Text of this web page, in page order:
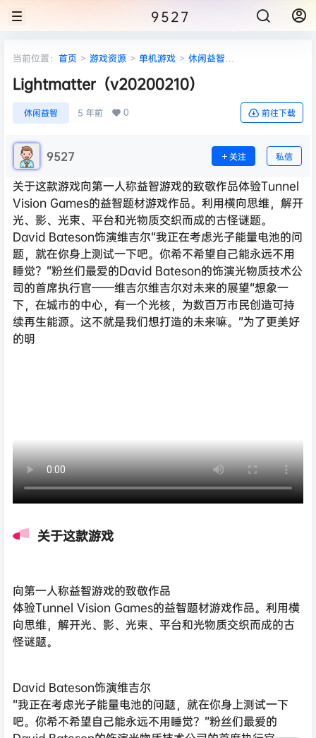
9527
当前位置： 首页 > 游戏资源 > 单机游戏 > 休闲益智
Lightmatter（v20200210）
休闲益智 5 年前 0 前往下载
9527 关注 私信
关于这款游戏向第一人称益智游戏的致敬作品体验Tunnel
Vision Games的益智题材游戏作品。利用横向思维，解开
光、影、光束、平台和光物质交织而成的古怪谜题。
David Bateson饰演维吉尔“我正在考虑光子能量电池的问
题，就在你身上测试一下吧。你希不希望自己能永远不用
睡觉？”粉丝们最爱的David Bateson的饰演光物质技术公
司的首席执行官——维吉尔维吉尔对未来的展望“想象一
下，在城市的中心，有一个光核，为数百万市民创造可持
续再生能源。这不就是我们想打造的未来嘛。”为了更美好
的明
关于这款游戏
向第一人称益智游戏的致敬作品
体验Tunnel Vision Games的益智题材游戏作品。利用横
向思维，解开光、影、光束、平台和光物质交织而成的古
怪谜题。
David Bateson饰演维吉尔
“我正在考虑光子能量电池的问题，就在你身上测试一下
吧。你希不希望自己能永远不用睡觉？”粉丝们最爱的